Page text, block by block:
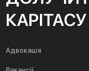
КАРІТАСУ
Адвокація